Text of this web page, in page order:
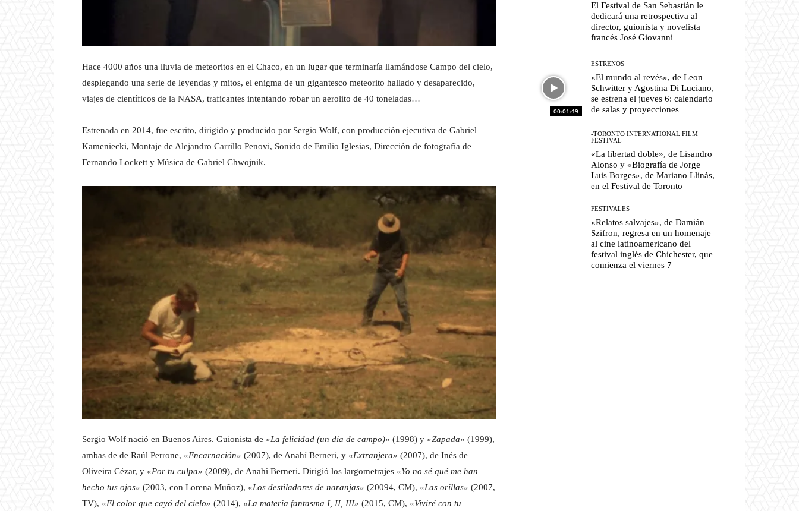
Hace 4000 años una lluvia de meteoritos en el Chaco, en un lugar que terminaría llamándose Campo del cielo,
desplegando una serie de leyendas y mitos, el enigma de un gigantesco meteorito hallado y desaparecido,
viajes de científicos de la NASA, traficantes intentando robar un aerolito de 40 toneladas…
Estrenada en 2014, fue escrito, dirigido y producido por Sergio Wolf, con producción ejecutiva de Gabriel
Kameniecki, Montaje de Alejandro Carrillo Penovi, Sonido de Emilio Iglesias, Dirección de fotografía de
Fernando Lockett y Música de Gabriel Chwojnik.
Sergio Wolf nació en Buenos Aires. Guionista de «La felicidad (un dia de campo)» (1998) y «Zapada» (1999),
ambas de de Raúl Perrone, «Encarnación» (2007), de Anahí Berneri, y «Extranjera» (2007), de Inés de
Oliveira Cézar, y «Por tu culpa» (2009), de Anahì Berneri. Dirigió los largometrajes «Yo no sé qué me han
hecho tus ojos» (2003, con Lorena Muñoz), «Los destiladores de naranjas» (20094, CM), «Las orillas» (2007,
TV), «El color que cayó del cielo» (2014), «La materia fantasma I, II, III» (2015, CM), «Viviré con tu
El Festival de San Sebastián le
dedicará una retrospectiva al
director, guionista y novelista
francés José Giovanni
00:01:49
ESTRENOS
«El mundo al revés», de Leon
Schwitter y Agostina Di Luciano,
se estrena el jueves 6: calendario
de salas y proyecciones
-TORONTO INTERNATIONAL FILM
FESTIVAL
«La libertad doble», de Lisandro
Alonso y «Biografía de Jorge
Luis Borges», de Mariano Llinás,
en el Festival de Toronto
FESTIVALES
«Relatos salvajes», de Damián
Szifron, regresa en un homenaje
al cine latinoamericano del
festival inglés de Chichester, que
comienza el viernes 7